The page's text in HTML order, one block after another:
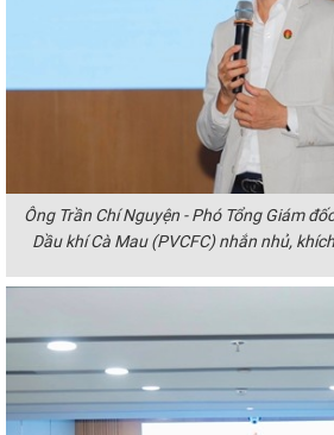
Ông Trần Chí Nguyện - Phó Tổng Giám
Dầu khí Cà Mau (PVCFC)nhắn nhủ,